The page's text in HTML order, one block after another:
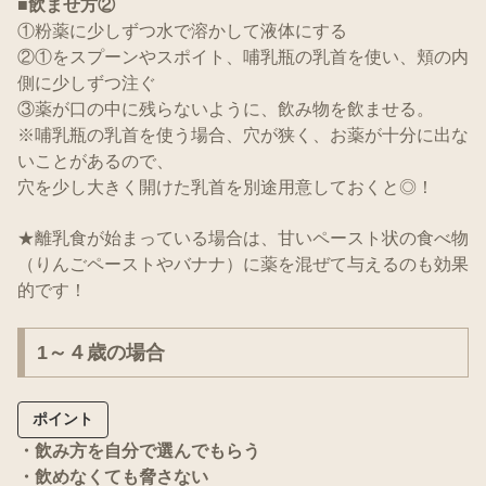
■飲ませ方②
①粉薬に少しずつ水で溶かして液体にする
②①をスプーンやスポイト、哺乳瓶の乳首を使い、頬の内
側に少しずつ注ぐ
③薬が口の中に残らないように、飲み物を飲ませる。
※哺乳瓶の乳首を使う場合、穴が狭く、お薬が十分に出な
いことがあるので、
穴を少し大きく開けた乳首を別途用意しておくと◎！
★離乳食が始まっている場合は、甘いペースト状の食べ物
（りんごペーストやバナナ）に薬を混ぜて与えるのも効果
的です！
1～４歳の場合
ポイント
・飲み方を自分で選んでもらう
・飲めなくても脅さない